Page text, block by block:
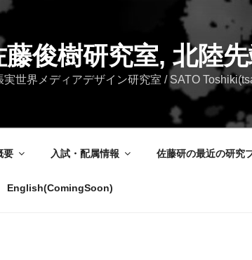
藤俊樹研究室, 北陸
実世界メディアデザイン研究室 / SATO
要 入試・配属情報 佐藤研の最近の研究
English(ComingSoon)